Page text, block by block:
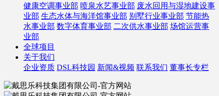
健康空调事业部 喷泉水艺事业部 废水回用与湿地建设事
业部 生态水体与海洋馆事业部 别墅行业事业部 节能热
水事业部 数字体育事业部 二次供水事业部 场馆运营事
业部
全球项目
关于我们
企业资质 DSL科技园 新闻&视频 联系我们 董事长专栏